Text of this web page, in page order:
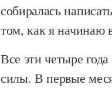
собиралась
том, как я начинаю
Все эти четыре
силы. В первые